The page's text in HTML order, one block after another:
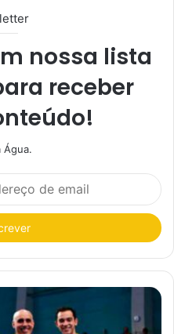
nossa lista
receber
Água.